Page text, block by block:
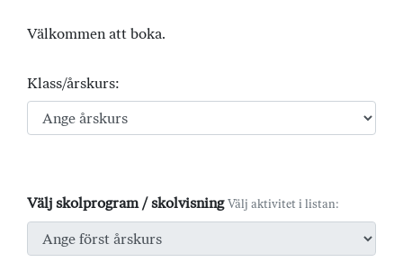
Välkommen att boka.
Klass/årskurs:
Välj skolprogram / skolvisning Välj aktivitet i listan: